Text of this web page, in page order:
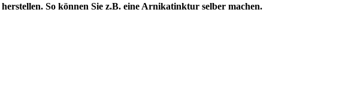
So können Sie z.B. eine Arnikatinktur selber machen.